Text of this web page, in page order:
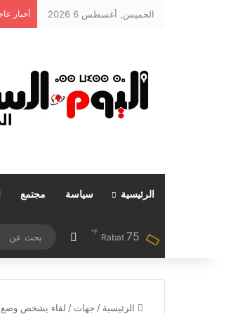
الخميس, أغسطس 6 2026 أخبار
الرئيسية سياسة مجتمع
Rabat 75
℉ مقال عشوائي
الرئيسية / جهات / لقاء يشخص وضع